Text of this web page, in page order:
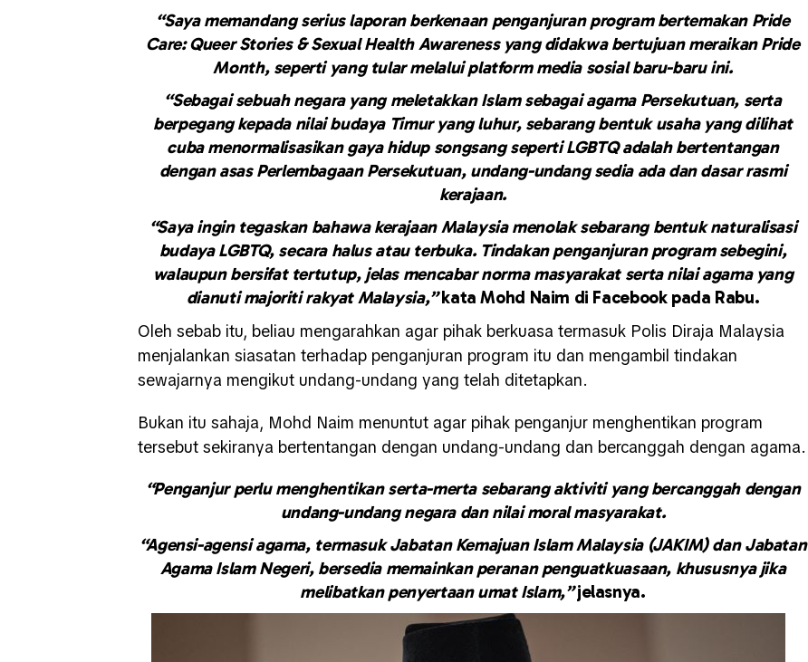
“Saya memandang serius laporan berkenaan penganjuran program bertemakan Pride
Care: Queer Stories & Sexual Health Awareness yang didakwa bertujuan meraikan Pride
Month, seperti yang tular melalui platform media sosial baru-baru ini.
“Sebagai sebuah negara yang meletakkan Islam sebagai agama Persekutuan, serta
berpegang kepada nilai budaya Timur yang luhur, sebarang bentuk usaha yang dilihat
cuba menormalisasikan gaya hidup songsang seperti LGBTQ adalah bertentangan
dengan asas Perlembagaan Persekutuan, undang-undang sedia ada dan dasar rasmi
kerajaan.
“Saya ingin tegaskan bahawa kerajaan Malaysia menolak sebarang bentuk naturalisasi
budaya LGBTQ, secara halus atau terbuka. Tindakan penganjuran program sebegini,
walaupun bersifat tertutup, jelas mencabar norma masyarakat serta nilai agama yang
dianuti majoriti rakyat Malaysia,”kata Mohd Naim di Facebook pada Rabu.
Oleh sebab itu, beliau mengarahkan agar pihak berkuasa termasuk Polis Diraja Malaysia
menjalankan siasatan terhadap penganjuran program itu dan mengambil tindakan
sewajarnya mengikut undang-undang yang telah ditetapkan.
Bukan itu sahaja, Mohd Naim menuntut agar pihak penganjur menghentikan program
tersebut sekiranya bertentangan dengan undang-undang dan bercanggah dengan agama.
“Penganjur perlu menghentikan serta-merta sebarang aktiviti yang bercanggah dengan
undang-undang negara dan nilai moral masyarakat.
“Agensi-agensi agama, termasuk Jabatan Kemajuan Islam Malaysia (JAKIM) dan Jabatan
Agama Islam Negeri, bersedia memainkan peranan penguatkuasaan, khususnya jika
melibatkan penyertaan umat Islam,”jelasnya.